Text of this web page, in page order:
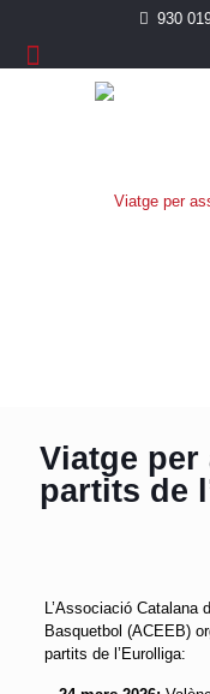
930
Viatge
partits de
L’Associació Catalana
Basquetbol (ACEEB)
partits de l’Eurolliga: